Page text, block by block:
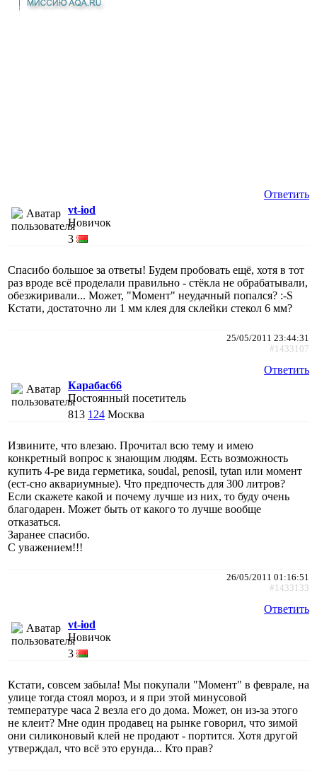
Ответить
vt-iod
Новичок
3
Спасибо большое за ответы! Будем пробовать ещё, хотя в тот
раз вроде всё проделали правильно - стёкла не обрабатывали,
обезжиривали... Может, "Момент" неудачный попался? :-S
Кстати, достаточно ли 1 мм клея для склейки стекол 6 мм?
25/05/2011 23:44:31
#1433107
Ответить
Карабас66
Постоянный посетитель
813 124 Москва
Извините, что влезаю. Прочитал всю тему и имею
конкретный вопрос к знающим людям. Есть возможность
купить 4-ре вида герметика, soudal, penosil, tytan или момент
(ест-сно аквариумные). Что предпочесть для 300 литров?
Если скажете какой и почему лучше из них, то буду очень
благодарен. Может быть от какого то лучше вообще
отказаться.
Заранее спасибо.
С уважением!!!
26/05/2011 01:16:51
#1433133
Ответить
vt-iod
Новичок
3
Кстати, совсем забыла! Мы покупали "Момент" в феврале, на
улице тогда стоял мороз, и я при этой минусовой
температуре часа 2 везла его до дома. Может, он из-за этого
не клеит? Мне один продавец на рынке говорил, что зимой
они силиконовый клей не продают - портится. Хотя другой
утверждал, что всё это ерунда... Кто прав?